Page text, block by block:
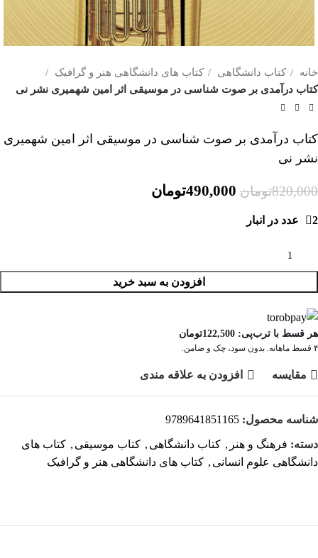
خانه کتاب دانشگاهی
کتاب های دانشگاهی هنر و گرافیک
کتاب درآمدی بر صوت شناسی در موسیقی اثر امین شهمیری نشر نی
کتاب درآمدی بر صوت شناسی در موسیقی اثر امین شهمیری
نشر نی
820,000تومان 490,000تومان
2 عدد در انبار
افزودن به سبد خرید
هر قسط با ترب‌پی: 122,500تومان
۴ قسط ماهانه. بدون سود، چک و ضامن.
مقايسه افزودن به علاقه مندی
شناسه محصول: 9789641851165
دسته: فرهنگ و هنر , کتاب دانشگاهی , کتاب موسیقی , کتاب های
دانشگاهی علوم انسانی , کتاب های دانشگاهی هنر و گرافیک